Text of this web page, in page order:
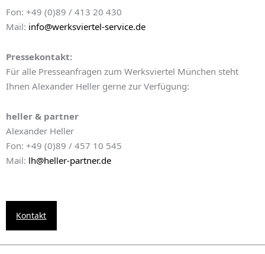
Fon: +49 (0)89 / 413 20 430
Mail: info@werksviertel-service.de
Pressekontakt:
Für alle Presseanfragen zum Werksviertel München steht
Ihnen Alexander Heller gerne zur Verfügung:
heller & partner
Alexander Heller
Fon: +49 (0)89 / 457 10 545
Mail: lh@heller-partner.de
Kontakt